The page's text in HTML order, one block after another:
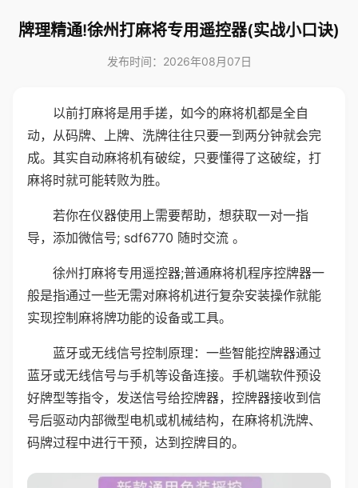
牌理精通!徐州打麻将专用遥控器(实战小口诀)
发布时间：2026年08月07日
以前打麻将是用手搓，如今的麻将机都是全自
动，从码牌、上牌、洗牌往往只要一到两分钟就会完
成。其实自动麻将机有破绽，只要懂得了这破绽，打
麻将时就可能转败为胜。
若你在仪器使用上需要帮助，想获取一对一指
导，添加微信号; sdf6770 随时交流 。
徐州打麻将专用遥控器;普通麻将机程序控牌器一
般是指通过一些无需对麻将机进行复杂安装操作就能
实现控制麻将牌功能的设备或工具。
蓝牙或无线信号控制原理：一些智能控牌器通过
蓝牙或无线信号与手机等设备连接。手机端软件预设
好牌型等指令，发送信号给控牌器，控牌器接收到信
号后驱动内部微型电机或机械结构，在麻将机洗牌、
码牌过程中进行干预，达到控牌目的。